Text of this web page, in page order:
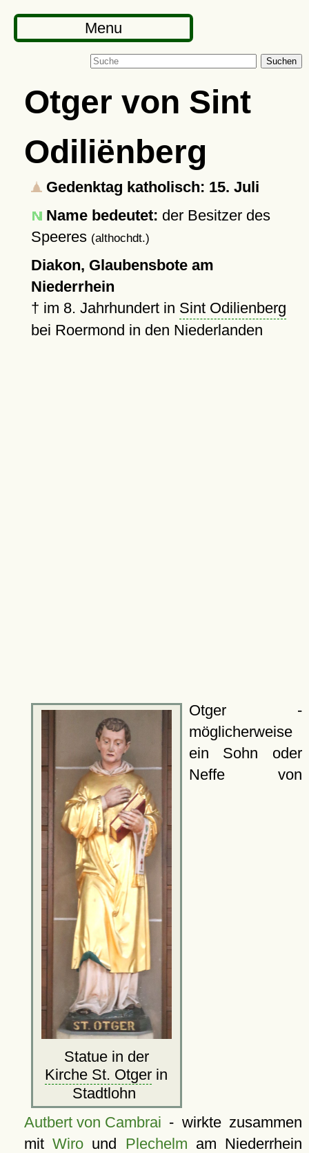
Menu
Suchen
Otger von Sint
Odiliënberg
Gedenktag katholisch: 15. Juli
Name bedeutet: der Besitzer des
Speeres (althochdt.)
Diakon, Glaubensbote am
Niederrhein
† im 8. Jahrhundert in Sint Odilienberg
bei Roermond in den Niederlanden
Statue in der
Kirche St. Otger in
Stadtlohn
Otger -
möglicherweise
ein Sohn oder
Neffe von
Autbert von Cambrai - wirkte zusammen
mitWiro und Plechelm am Niederrhein